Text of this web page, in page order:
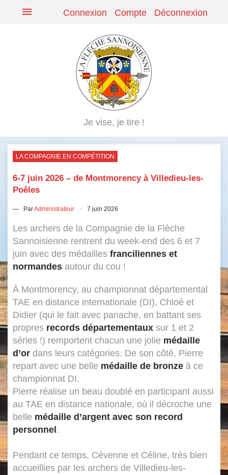
Connexion Compte Déconnexion
Je vise, je tire !
menu
LA COMPAGNIE EN COMPÉTITION
6-7 juin 2026 – de Montmorency à Villedieu-les-
Poêles
— ParAdministrateur 7 juin 2026
Les archers de la Compagnie de la Flèche
Sannoisienne rentrent du week-end des 6 et 7
juin avec des médailles franciliennes et
normandes autour du cou !
À Montmorency, au championnat départemental
TAE en distance internationale (DI), Chloé et
Didier (qui le fait avec panache, en battant ses
propres records départementaux sur 1 et 2
séries !) remportent chacun une jolie médaille
d’or dans leurs catégories. De son côté, Pierre
repart avec une belle médaille de bronze à ce
championnat DI.
Pierre réalise un beau doublé en participant aussi
au TAE en distance nationale, où il décroche une
belle médaille d’argent avec son record
personnel .
Pendant ce temps, Cévenne et Céline, très bien
accueillies par les archers de Villedieu-les-